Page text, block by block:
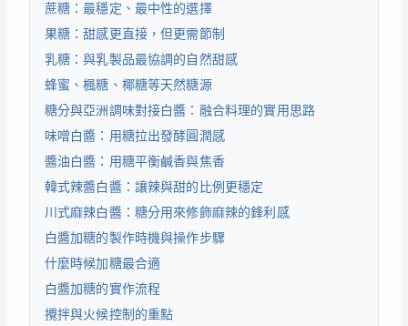
蔗糖：最穩定、最中性的選擇
果糖：甜感更直接，但更需節制
乳糖：與乳製品最協調的自然甜感
蜂蜜、楓糖、椰糖等天然糖源
糖分與亞洲調味對接白醬：融合料理的實用思路
味噌白醬：用糖拉出發酵圓潤感
醬油白醬：用糖平衡鹹香與焦香
韓式辣醬白醬：讓辣與甜的比例更穩定
川式麻辣白醬：糖分用來修飾麻辣的鋒利感
白醬加糖的製作時機與操作步驟
什麼時候加糖最合適
白醬加糖的實作流程
攪拌與火候控制的重點